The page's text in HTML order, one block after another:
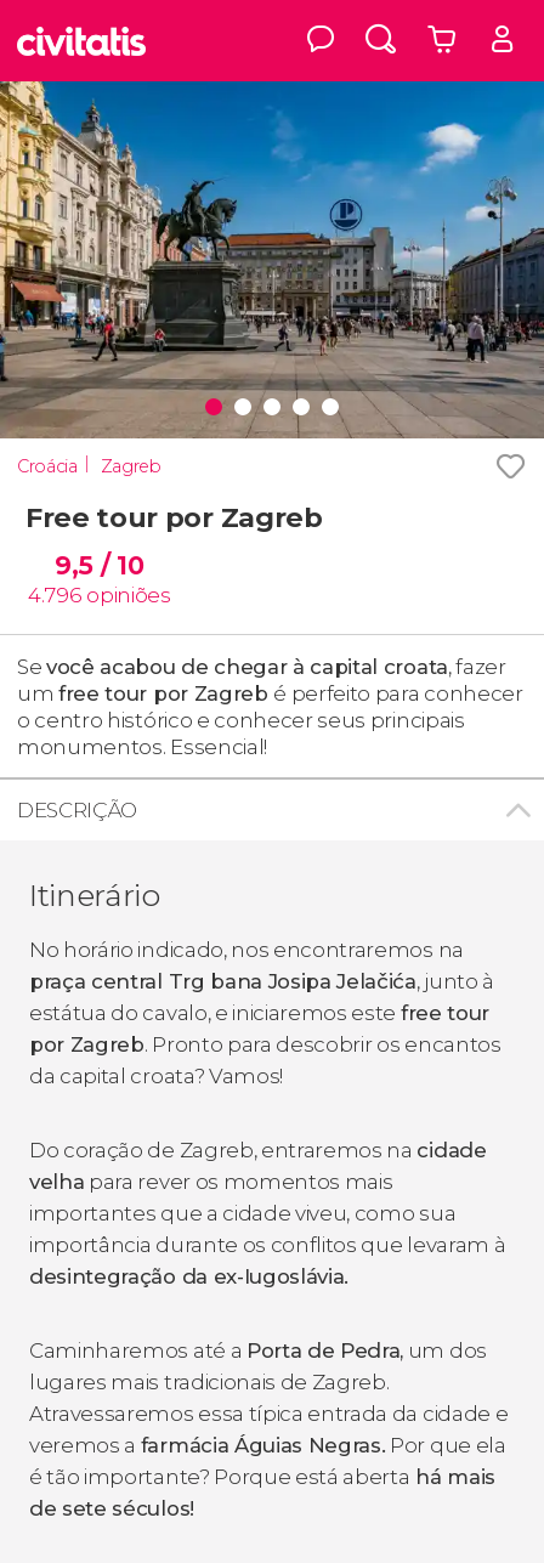
Croácia Zagreb
Free tour por Zagreb
9,5 / 10
4.796 opiniões
Sevocê acabou de chegar à capital croata, fazer
umfree tour por Zagreb é perfeito para conhecer
o centro histórico e conhecer seus principais
monumentos. Essencial!
DESCRIÇÃO
Itinerário
No horário indicado, nos encontraremos na
praça central Trg bana Josipa Jelačića, junto à
estátua do cavalo, e iniciaremos este free tour
por Zagreb. Pronto para descobrir os encantos
da capital croata? Vamos!
Do coração de Zagreb, entraremos na cidade
velha para rever os momentos mais
importantes que a cidade viveu, como sua
importância durante os conflitos que levaram à
desintegração da ex-Iugoslávia.
Caminharemos até a Porta de Pedra, um dos
lugares mais tradicionais de Zagreb.
Atravessaremos essa típica entrada da cidade e
veremos a farmácia Águias Negras. Por que ela
é tão importante? Porque está aberta há mais
de sete séculos!